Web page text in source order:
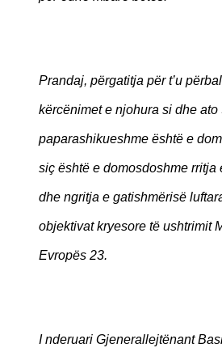
Prandaj, përgatitja për t’u
kërcënimet e njohura si dhe ato
paparashikueshme është e
siç është e domosdoshme rritja
dhe ngritja e gatishmërisë
objektivat kryesore të ushtrimit
Evropës 23.
I nderuari Gjenerallejtënant